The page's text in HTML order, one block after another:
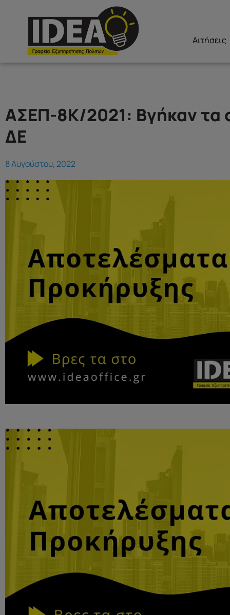
Αιτήσεις
ΑΣΕΠ-8Κ/2021: Βγήκαν τα
ΔΕ
8 Αυγούστου, 2022